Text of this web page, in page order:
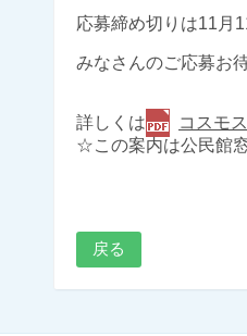
応募締め切りは11月
みなさんのご応募お
詳しくは
コスモ
☆この案内は公民館
戻る